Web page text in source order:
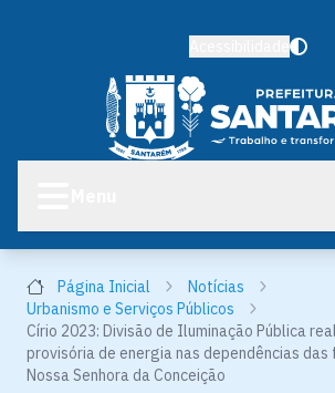
Página Inicial
Notícias
Urbanismo e Serviços Públicos
Círio 2023: Divisão de Iluminação Pública
provisória de energia nas dependências
Nossa Senhora da Conceição